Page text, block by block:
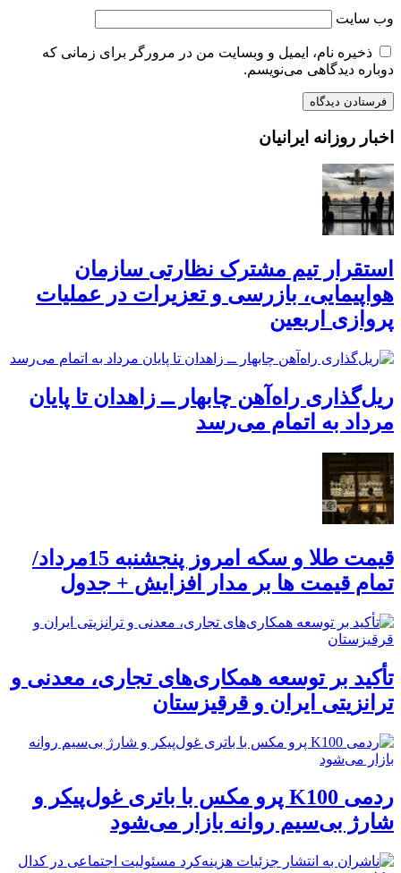
وب‌ سایت
ذخیره نام، ایمیل و وبسایت من در مرورگر برای زمانی که
دوباره دیدگاهی می‌نویسم.
اخبار روزانه ایرانیان
استقرار تیم مشترک نظارتی سازمان
هواپیمایی، بازرسی و تعزیرات در عملیات
پروازی اربعین
ریل‌گذاری راه‌آهن چابهار ــ زاهدان تا پایان
مرداد به اتمام می‌رسد
قیمت طلا و سکه امروز پنجشنبه 15مرداد/
تمام قیمت ها بر مدار افزایش + جدول
تأکید بر توسعه همکاری‌های تجاری، معدنی و
ترانزیتی ایران و قرقیزستان
ردمی K100 پرو مکس با باتری غول‌پیکر و
شارژ بی‌سیم روانه بازار می‌شود